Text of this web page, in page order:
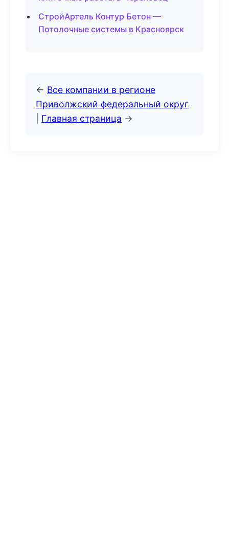
СтройАртель Контур Бетон —
Потолочные системы в Красноярск
← Все компании в регионе
Приволжский федеральный округ
Главная страница →